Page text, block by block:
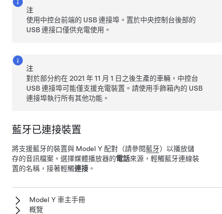
注
使用中控台前端的 USB 連接埠。置於中央控制台後部的
USB 連接口僅供充電使用。
注
對於部分約在 2021 年 11 月 1 日之後生產的車輛，中控台
USB 連接埠可能僅支援充電裝置。請使用手飾箱內的 USB
連接埠執行所有其他功能。
藍牙已連接裝置
將支援藍牙的裝置與 Model Y 配對（請參閱藍牙）以播放儲
存的音訊檔案。選擇媒體播放器的電話來源，輕觸藍牙連線裝
置的名稱，接著輕觸連接 。
Model Y 車主手冊
概覽